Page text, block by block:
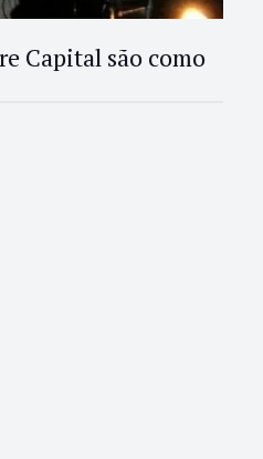
Capital são como